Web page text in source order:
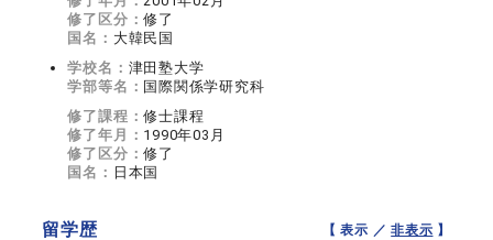
修了区分：修了
国名： 大韓民国
学校名： 津田塾大学
学部等名： 国際関係学研究科
修了課程：修士課程
修了年月： 1990年03月
修了区分：修了
国名： 日本国
留学歴 【 表示 ／非表示 】